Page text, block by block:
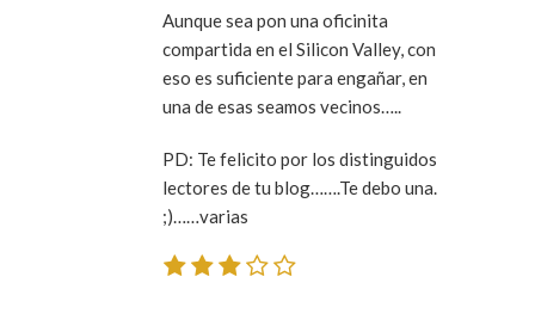
Aunque sea pon una oficinita
compartida en el Silicon Valley, con
eso es suficiente para engañar, en
una de esas seamos vecinos…..
PD: Te felicito por los distinguidos
lectores de tu blog…….Te debo una.
;)……varias